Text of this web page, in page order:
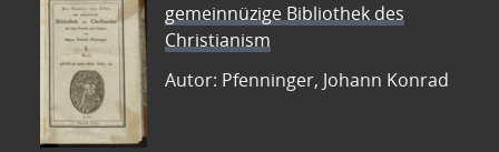
gemeinnüzige Bibliothek des
Christianism
Autor: Pfenninger, Johann Konrad